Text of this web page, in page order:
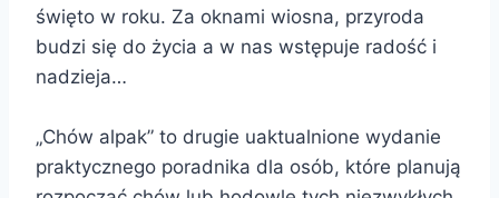
święto w roku. Za oknami wiosna, przyroda
budzi się do życia a w nas wstępuje radość i
nadzieja…
​„Chów alpak” to drugie uaktualnione wydanie
praktycznego poradnika dla osób, które planują